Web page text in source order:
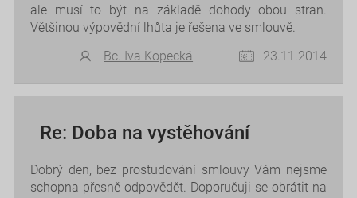
ale musí to být na základě dohody obou stran.
Většinou výpovědní lhůta je řešena ve smlouvě.
Bc. Iva Kopecká
23.11.2014
Re: Doba na vystěhování
Dobrý den, bez prostudování smlouvy Vám nejsme
schopna přesně odpovědět. Doporučuji se obrátit na